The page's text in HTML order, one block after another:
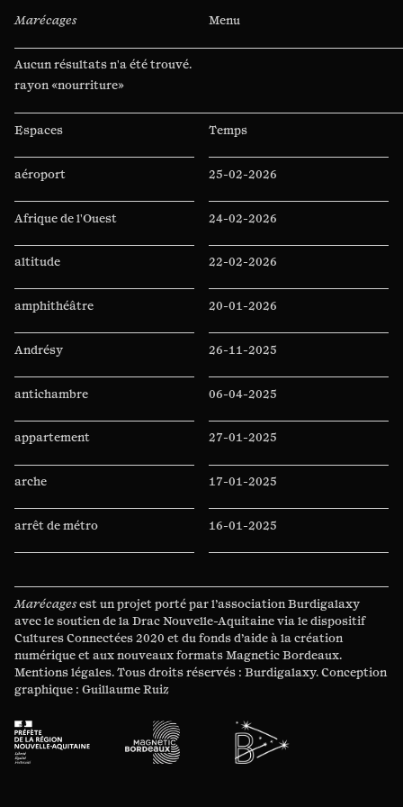
Marécages Menu
Aucun résultats n'a été trouvé.
Rechercher :
Espaces Temps
aéroport
Afrique de l'Ouest
altitude
amphithéâtre
Andrésy
antichambre
appartement
arche
arrêt de métro
ascenseur
Auchan
autoroute
25-02-2026
24-02-2026
22-02-2026
20-01-2026
26-11-2025
06-04-2025
27-01-2025
17-01-2025
16-01-2025
04-05-2024
11-04-2024
05-04-2024
Marécagesest un projet porté par l’associationBurdigalaxy
avec le soutien de laDrac Nouvelle-Aquitainevia le dispositif
Cultures Connectées2020 et dufonds d’aide à la création
numériqueet aux nouveauxformats Magnetic Bordeaux.
Mentions légales. Tous droits réservés : Burdigalaxy. Conception
graphique : Guillaume Ruiz